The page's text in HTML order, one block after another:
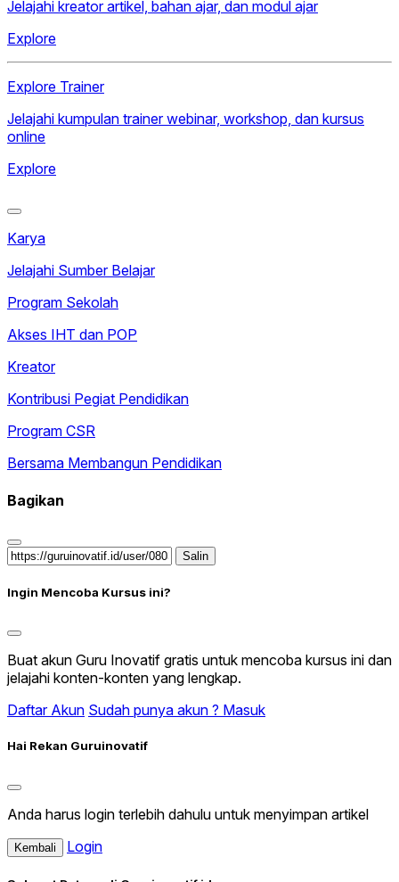
Jelajahi kreator artikel, bahan ajar, dan modul ajar
Explore
Explore Trainer
Jelajahi kumpulan trainer webinar, workshop, dan kursus
online
Explore
Karya
Jelajahi Sumber Belajar
Program Sekolah
Akses IHT dan POP
Kreator
Kontribusi Pegiat Pendidikan
Program CSR
Bersama Membangun Pendidikan
Bagikan
Salin
Ingin Mencoba Kursus ini?
Buat akun Guru Inovatif gratis untuk mencoba kursus ini dan
jelajahi konten-konten yang lengkap.
Daftar Akun Sudah punya akun ? Masuk
Hai Rekan Guruinovatif
Anda harus login terlebih dahulu untuk menyimpan artikel
Kembali Login